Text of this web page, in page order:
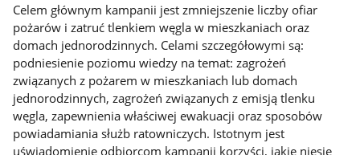
Celem głównym kampanii jest zmniejszenie liczby ofiar
pożarów i zatruć tlenkiem węgla w mieszkaniach oraz
domach jednorodzinnych. Celami szczegółowymi są:
podniesienie poziomu wiedzy na temat: zagrożeń
związanych z pożarem w mieszkaniach lub domach
jednorodzinnych, zagrożeń związanych z emisją tlenku
węgla, zapewnienia właściwej ewakuacji oraz sposobów
powiadamiania służb ratowniczych. Istotnym jest
uświadomienie odbiorcom kampanii korzyści, jakie niesie